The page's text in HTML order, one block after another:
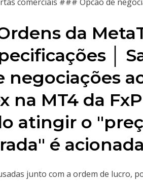
da
│
negociações
na MT4 da
atingir o
é
junto com a ordem de lucro,